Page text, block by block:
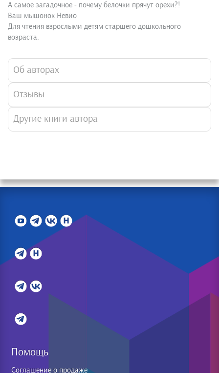
А самое загадочное - почему белочки прячут орехи?!
Ваш мышонок Невио
Для чтения взрослыми детям старшего дошкольного
возраста.
Об авторах
Отзывы
Другие книги автора
Помощь
Соглашение о продаже